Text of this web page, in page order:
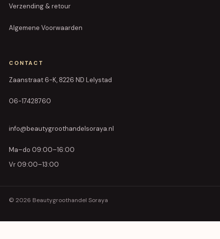
Verzending & retour
Algemene Voorwaarden
CONTACT
Zaanstraat 6-K, 8226 ND Lelystad
06-17428760
info@beautygroothandelsoraya.nl
Ma–do 09:00–16:00
Vr 09:00–13:00
© 2026 Beautygroothandel Soraya